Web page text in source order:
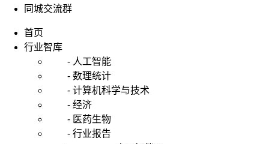
同城交流群
首页
行业智库
- 人工智能
- 数理统计
- 计算机科学与技术
- 经济
- 医药生物
- 行业报告